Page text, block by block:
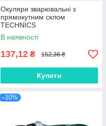
Окуляри зварювальні з
прямокутним склом
TECHNICS
В наявності
137,12 ₴ 152,36 ₴
Купити
–10%